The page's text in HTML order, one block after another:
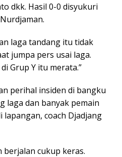
dkk. Hasil 0-0 disyukuri
laga tandang itu tidak
jumpa pers usai laga.
Grup Y itu merata.”
perihal insiden di bangku
laga dan banyak pemain
lapangan, coach Djadjang
berjalan cukup keras.